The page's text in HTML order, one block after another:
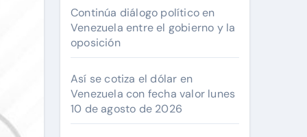
Continúa diálogo político en
Venezuela entre el gobierno y la
oposición
Así se cotiza el dólar en
Venezuela con fecha valor lunes
10 de agosto de 2026